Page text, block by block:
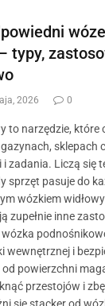
typy,
2026 0
to narzędzie, które
sklepach
zadania. Liczą się
sprzęt pasuje do
wózkiem
zupełnie inne
wewnętrznej i
powierzchni
przestojów i
się stacker od